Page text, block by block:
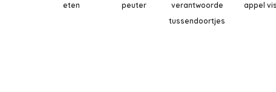
eten
peuter
verantwoorde
tussendoortjes
appel vis